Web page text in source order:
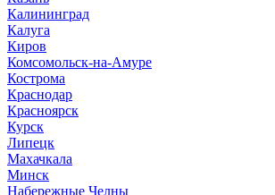
Калининград
Калуга
Киров
Комсомольск-на-Амуре
Кострома
Краснодар
Красноярск
Курск
Липецк
Махачкала
Минск
Набережные Челны